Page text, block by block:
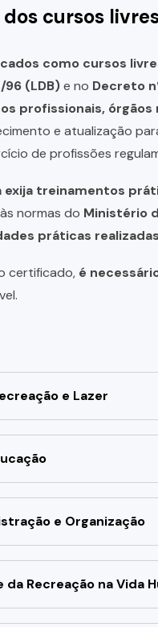
cursos
como cursos
96 (LDB)e no Decreto
profissionais,
e atualização
de profissões
exija treinamentos
normas do Ministério
práticas
certificado, é
e Lazer
e Organização
Recreação na Vida